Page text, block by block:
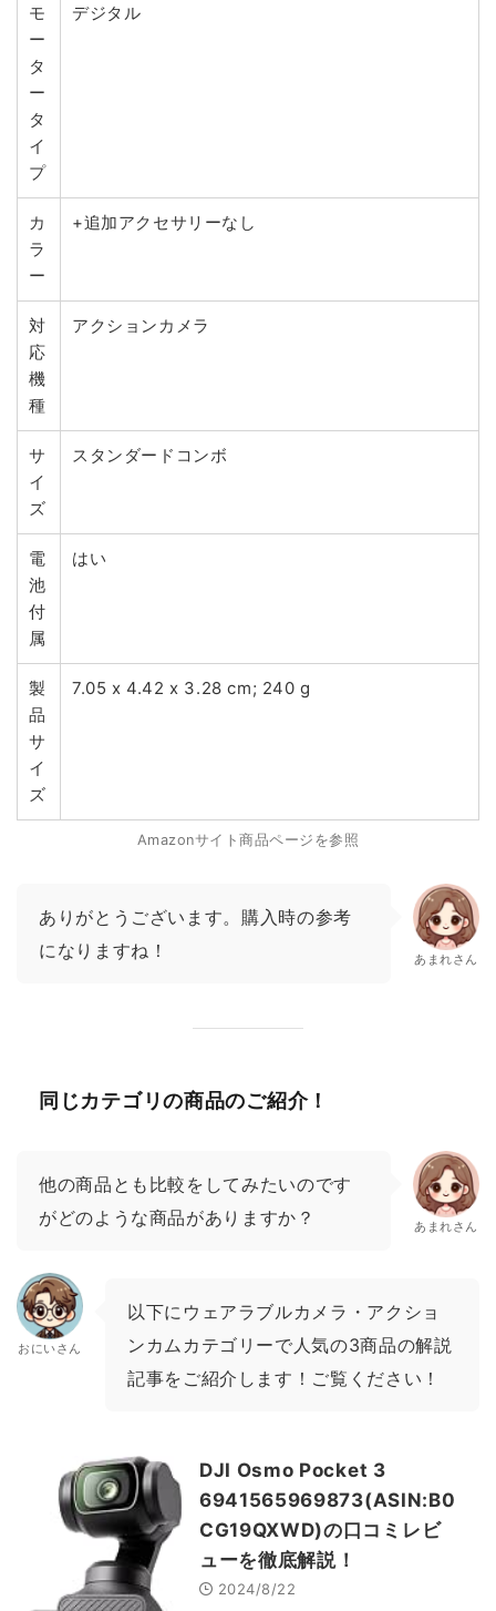
モ
ー
タ
ー
タ
イ
プ
デジタル
カ
ラ
ー
+追加アクセサリーなし
対
応
機
種
アクションカメラ
サ
イ
ズ
スタンダードコンボ
電
池
付
属
はい
製
品
サ
イ
ズ
7.05 x 4.42 x 3.28 cm; 240 g
Amazonサイト商品ページを参照
ありがとうございます。購入時の参考
になりますね！
あまれさん
同じカテゴリの商品のご紹介！
他の商品とも比較をしてみたいのです
がどのような商品がありますか？
あまれさん
おにいさん
以下にウェアラブルカメラ・アクショ
ンカムカテゴリーで人気の3商品の解説
記事をご紹介します！ご覧ください！
DJI Osmo Pocket 3
6941565969873(ASIN:B0
CG19QXWD)の口コミレビ
ューを徹底解説！
2024/8/22